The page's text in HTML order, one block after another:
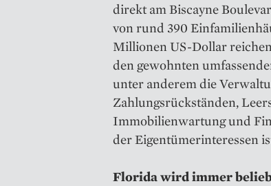
direkt am Biscayne
von rund 390
Millionen US-Dollar
den gewohnten
unter anderem die
Zahlungsrückständen,
Immobilienwartung und
der Eigentümerinteressen
Florida wird immer